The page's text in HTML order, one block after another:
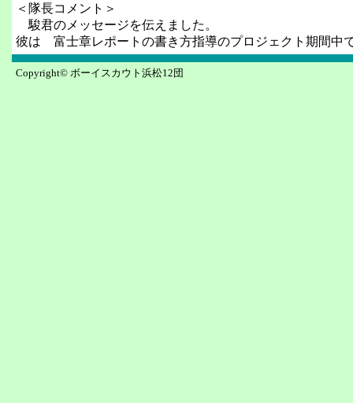
＜隊長コメント＞
駿君のメッセージを伝えました。
彼は 富士章レポートの書き方指導のプロジェクト期間
Copyright© ボーイスカウト浜松12団